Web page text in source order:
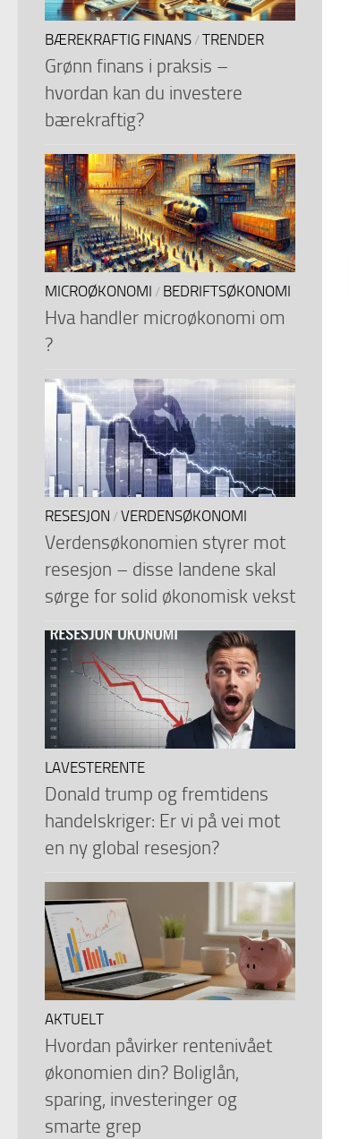
BÆREKRAFTIG FINANS / TRENDER
Grønn finans i praksis –
hvordan kan du investere
bærekraftig?
MICROØKONOMI / BEDRIFTSØKONOMI
Hva handler microøkonomi om
?
RESESJON / VERDENSØKONOMI
Verdensøkonomien styrer mot
resesjon – disse landene skal
sørge for solid økonomisk vekst
LAVESTERENTE
Donald trump og fremtidens
handelskriger: Er vi på vei mot
en ny global resesjon?
AKTUELT
Hvordan påvirker rentenivået
økonomien din? Boliglån,
sparing, investeringer og
smarte grep